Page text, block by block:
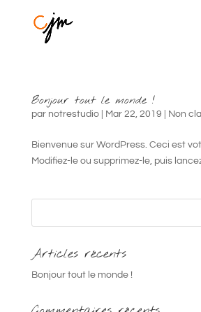
Bonjour tout le monde !
par notrestudio| Mar 22, 2019 Non
Bienvenue sur WordPress. Ceci est
Modifiez-le ou supprimez-le, puis
Articles récents
Bonjour tout le monde !